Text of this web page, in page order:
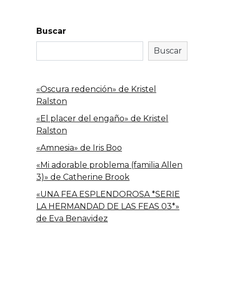
Buscar
Buscar
«Oscura redención» de Kristel
Ralston
«El placer del engaño» de Kristel
Ralston
«Amnesia» de Iris Boo
«Mi adorable problema (familia Allen
3)» de Catherine Brook
«UNA FEA ESPLENDOROSA *SERIE
LA HERMANDAD DE LAS FEAS 03*»
de Eva Benavidez